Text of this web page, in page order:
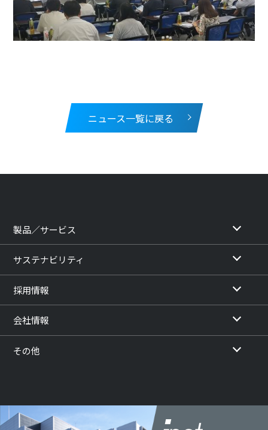
ニュース一覧に戻る
製品／サービス
サステナビリティ
採用情報
会社情報
その他